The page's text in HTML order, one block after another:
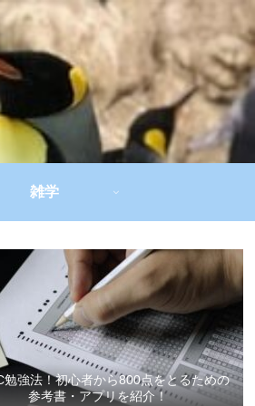
雑学
勉強法！初心者から800点をとるための
参考書・アプリを紹介！